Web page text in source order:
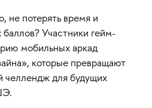
не потерять время и
баллов? Участники гейм-
мобильных аркад
которые превращают
челлендж для будущих